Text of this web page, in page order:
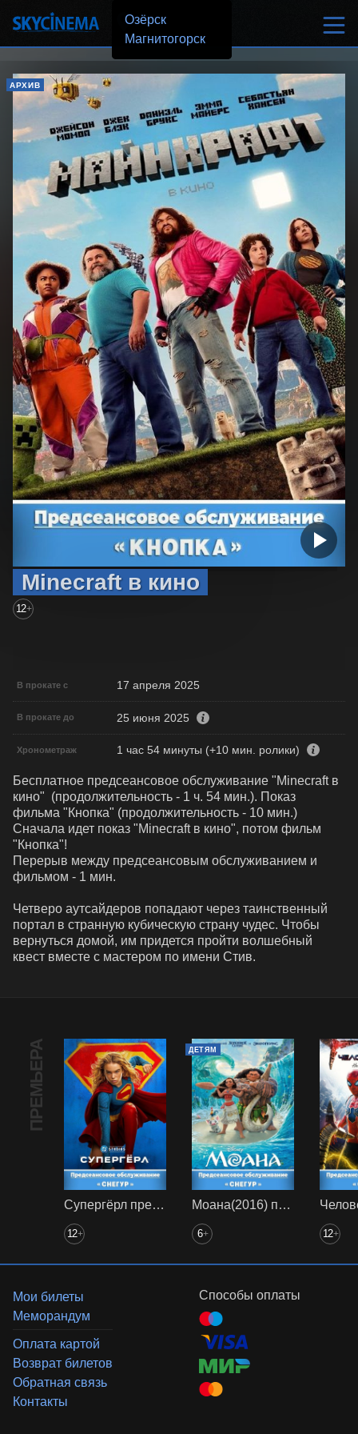
Озёрск
Магнитогорск
АРХИВ
Minecraft в кино
12+
В прокате с 17 апреля 2025
В прокате до 25 июня 2025
Хронометраж 1 час 54 минуты (+10 мин. ролики)
Бесплатное предсеансовое обслуживание "Minecraft в
кино"  (продолжительность - 1 ч. 54 мин.). Показ
фильма "Кнопка" (продолжительность - 10 мин.)
Сначала идет показ "Minecraft в кино", потом фильм
"Кнопка"!
Перерыв между предсеансовым обслуживанием и
фильмом - 1 мин.
Четверо аутсайдеров попадают через таинственный
портал в странную кубическую страну чудес. Чтобы
вернуться домой, им придется пройти волшебный
квест вместе с мастером по имени Стив.
ПРЕМЬЕРА
Супергёрл предс. обсл. Снегур
12+
ДЕТЯМ
Моана(2016) предс. обсл. Снегур
6+ 12+
Мои билеты
Меморандум
Оплата картой
Возврат билетов
Обратная связь
Контакты
Способы оплаты